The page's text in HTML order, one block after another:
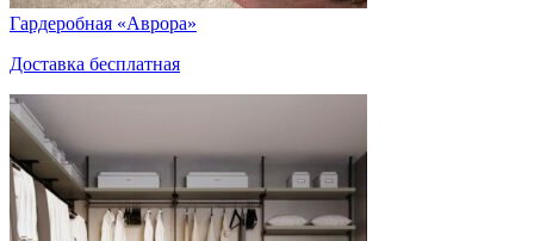
Гардеробная «Аврора»
Доставка бесплатная